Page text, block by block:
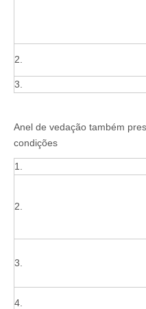
2.
3.
Anel de vedação também
condições
1.
2.
3.
4.